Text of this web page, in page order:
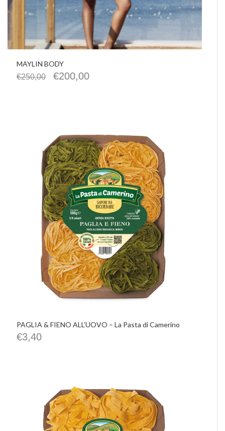
MAYLIN BODY
€250,00 €200,00
PAGLIA & FIENO ALL’UOVO – La Pasta di Camerino
€3,40